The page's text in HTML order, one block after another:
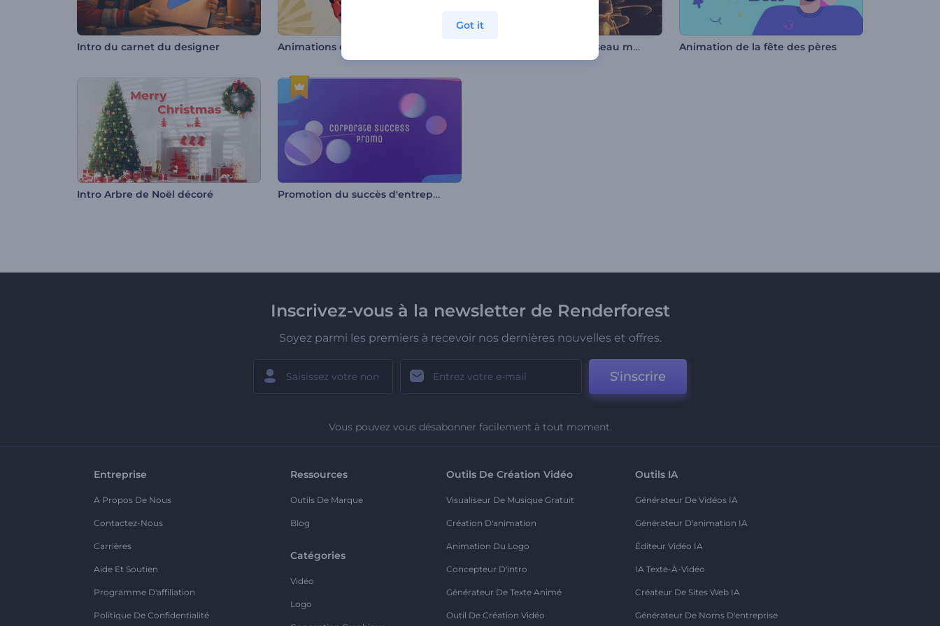
Intro du carnet du designer Animations de voeux Setsubun Ouverture de logo - Réseau mondial Animation de la fête des pères
Intro Arbre de Noël décoré Promotion du succès d'entreprise
Inscrivez-vous à la newsletter de Renderforest
Soyez parmi les premiers à recevoir nos dernières nouvelles et offres.
S'inscrire
Vous pouvez vous désabonner facilement à tout moment.
Entreprise
A Propos De Nous
Contactez-Nous
Carrières
Aide Et Soutien
Programme D'affiliation
Politique De Confidentialité
Ressources
Outils De Marque
Blog
Catégories
Vidéo
Logo
Outils De Création Vidéo
Visualiseur De Musique Gratuit
Création D'animation
Animation Du Logo
Concepteur D'intro
Générateur De Texte Animé
Outil De Création Vidéo
Outils IA
Générateur De Vidéos IA
Générateur D'animation IA
Éditeur Vidéo IA
IA Texte-À-Vidéo
Créateur De Sites Web IA
Générateur De Noms D'entreprise
Got it